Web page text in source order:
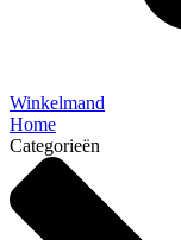
Winkelmand
Home
Categorieën